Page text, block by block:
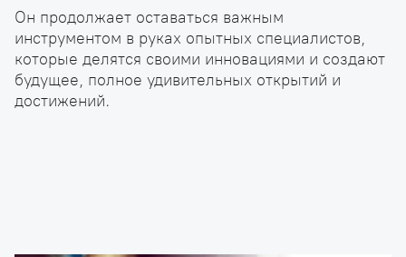
Он продолжает оставаться важным
инструментом в руках опытных специалистов,
которые делятся своими инновациями и создают
будущее, полное удивительных открытий и
достижений.